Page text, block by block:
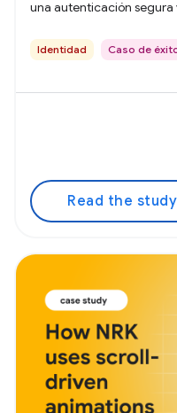
una autenticación
Identidad Caso de
Read the study